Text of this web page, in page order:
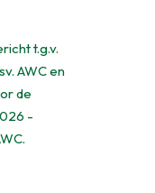
t.g.v.
AWC en
de
-